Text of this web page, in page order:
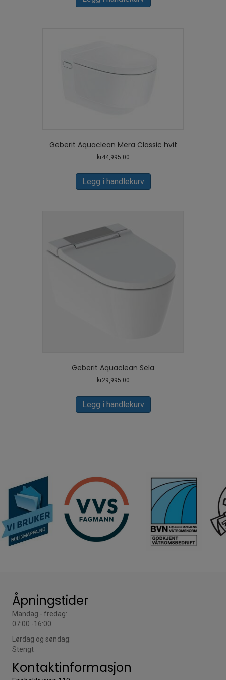
Geberit Aquaclean Mera Classic hvit
kr44,995.00
Legg i handlekurv
Geberit Aquaclean Sela
kr29,995.00
Legg i handlekurv
Åpningstider
Mandag - fredag:
07:00 -16:00
Lørdag og søndag:
Stengt
Kontaktinformasjon